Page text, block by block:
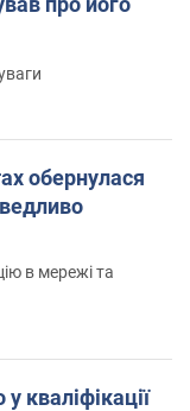
обернулася
в мережі та
кваліфікації